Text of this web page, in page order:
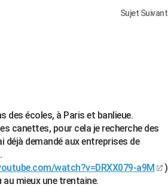
Sujet Suivant
des écoles, à Paris et banlieue.
canettes, pour cela je recherche des
demandé aux entreprises de
watch?v=DRXX079-a9M
)
mieux une trentaine.